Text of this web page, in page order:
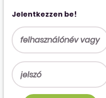
Jelentkezzen be!